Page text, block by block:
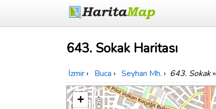
643. Sokak Haritası
İzmir › Buca › Seyhan Mh. › 643. Sokak»
+